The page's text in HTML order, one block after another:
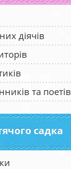
діячів
та поетів
садка